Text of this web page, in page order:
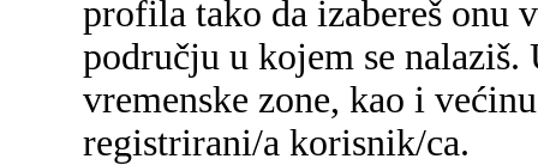
profila tako da izabereš onu
području u kojem se
vremenske zone, kao i
registrirani/a korisnik/ca.